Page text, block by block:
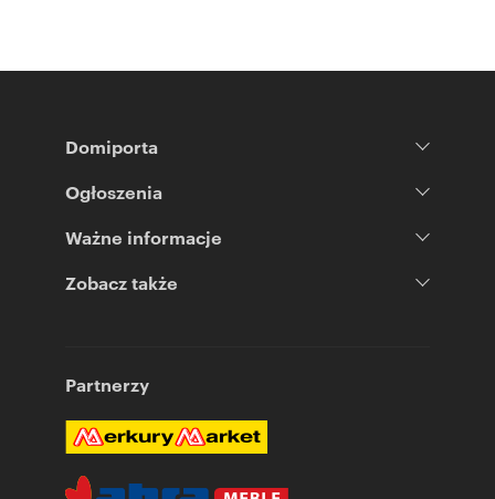
Domiporta
Ogłoszenia
Ważne informacje
Zobacz także
Partnerzy